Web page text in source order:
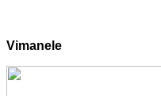
Vimanele